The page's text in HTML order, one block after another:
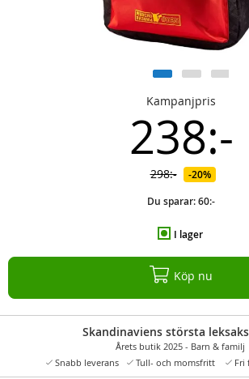
Kampanjpris
238:-
298:-
20%
Du sparar:60:-
I lager
Köp nu
Skandinaviens största
Årets butik 2025 - Barn & familj
Snabb leverans
Tull- och momsfritt Fri